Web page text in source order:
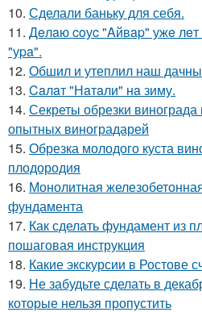
10. Сделали баньку для себя.
11. Дeлaю coуc "Aйвap" ужe лeт
"уpa".
12. Обшил и утеплил наш
13. Caлaт "Нaтaли" нa зиму.
14. Секреты обрезки
опытных виноградарей
15. Обрезка молодого куста
плодородия
16. Монолитная
фундамента
17. Как сделать фундамент из
пошаговая инструкция
18. Какие экскурсии в Ростове
19. Не забудьте сделать в
которые нельзя пропустить